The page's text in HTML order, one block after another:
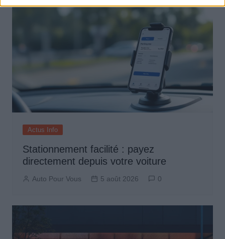
Actus Info
Stationnement facilité : payez
directement depuis votre voiture
Auto Pour Vous 5 août 2026 0